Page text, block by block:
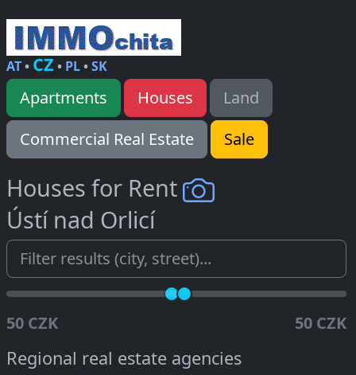
AT• CZ • PL•SK
Apartments Houses
Land
Commercial Real Estate
Sale
Houses for Rent
Ústí nad Orlicí
50 CZK 50 CZK
Regional real estate agencies